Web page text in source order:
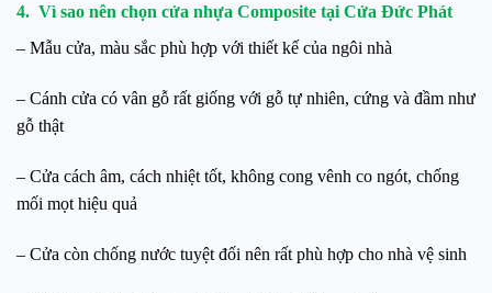
4. Vì sao nên chọn cửa nhựa Composite tại Cửa Đức Phát
– Mẫu cửa, màu sắc phù hợp với thiết kế của ngôi nhà
– Cánh cửa có vân gỗ rất giống với gỗ tự nhiên, cứng và đầm như
gỗ thật
– Cửa cách âm, cách nhiệt tốt, không cong vênh co ngót, chống
mối mọt hiệu quả
– Cửa còn chống nước tuyệt đối nên rất phù hợp cho nhà vệ sinh